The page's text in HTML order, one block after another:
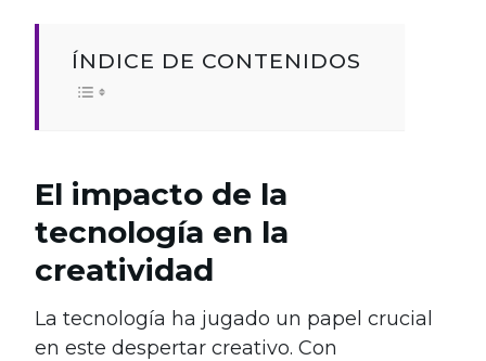
ÍNDICE DE CONTENIDOS
El impacto de la
tecnología en la
creatividad
La tecnología ha jugado un papel crucial
en este despertar creativo. Con